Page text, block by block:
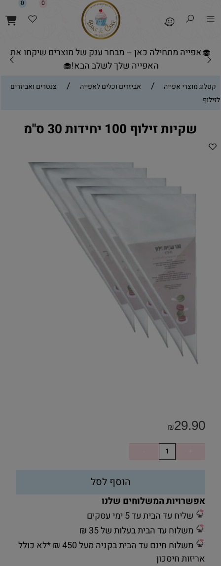
🧁אפייה מתחילה כאן – מבחר ענק של מוצרים שיקחו את
האפייה שלך לשלב הבא!🧁
0 0
קטלוג מוצרי אפייה / אביזרים וכלים לאפייה /
צנטרים ואביזרים
לזילוף
שקיות זילוף 100 יחידות 30 ס"מ
₪29.90
הוסף לסל
אפשרויות המשלוחים שלנו
שליח עד הבית עד 5 ימי עסקים
משלוח עד הבית בעלות של 35 ₪
משלוח חינם עד הבית בקניה מעל 450 ₪ *לא כולל
אריזות חיסכון